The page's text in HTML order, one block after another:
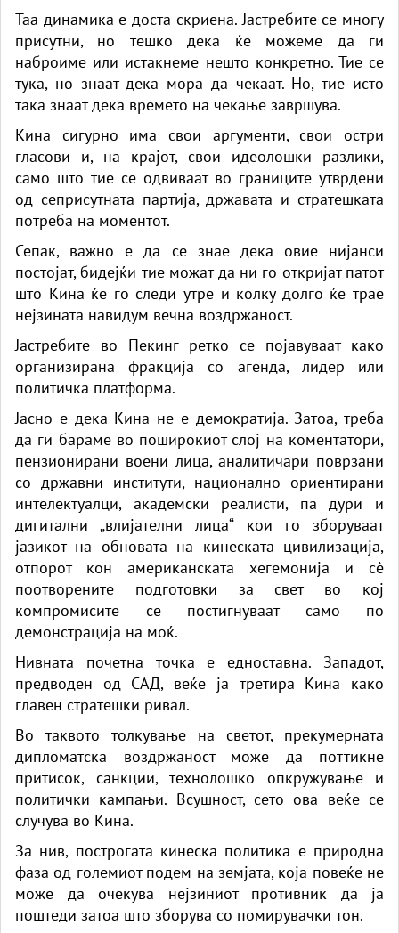
Таа динамика е доста скриена. Јастребите се многу
присутни, но тешко дека ќе можеме да ги
наброиме или истакнеме нешто конкретно. Тие се
тука, но знаат дека мора да чекаат. Но, тие исто
така знаат дека времето на чекање завршува.
Кина сигурно има свои аргументи, свои остри
гласови и, на крајот, свои идеолошки разлики,
само што тие се одвиваат во границите утврдени
од сеприсутната партија, државата и стратешката
потреба на моментот.
Сепак, важно е да се знае дека овие нијанси
постојат, бидејќи тие можат да ни го откријат патот
што Кина ќе го следи утре и колку долго ќе трае
нејзината навидум вечна воздржаност.
Јастребите во Пекинг ретко се појавуваат како
организирана фракција со агенда, лидер или
политичка платформа.
Јасно е дека Кина не е демократија. Затоа, треба
да ги бараме во поширокиот слој на коментатори,
пензионирани воени лица, аналитичари поврзани
со државни институти, национално ориентирани
интелектуалци, академски реалисти, па дури и
дигитални „влијателни лица“ кои го зборуваат
јазикот на обновата на кинеската цивилизација,
отпорот кон американската хегемонија и сè
поотворените подготовки за свет во кој
компромисите се постигнуваат само по
демонстрација на моќ.
Нивната почетна точка е едноставна. Западот,
предводен од САД, веќе ја третира Кина како
главен стратешки ривал.
Во таквото толкување на светот, прекумерната
дипломатска воздржаност може да поттикне
притисок, санкции, технолошко опкружување и
политички кампањи. Всушност, сето ова веќе се
случува во Кина.
За нив, построгата кинеска политика е природна
фаза од големиот подем на земјата, која повеќе не
може да очекува нејзиниот противник да ја
поштеди затоа што зборува со помирувачки тон.